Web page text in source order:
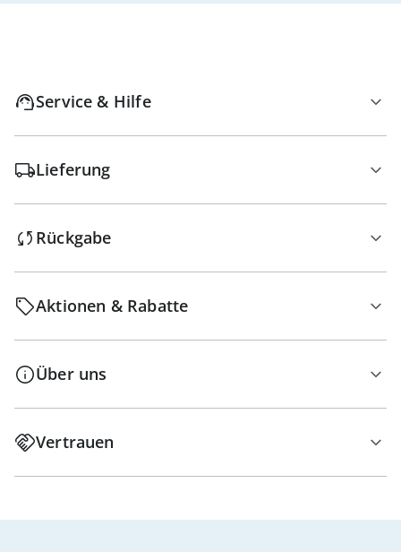
Service & Hilfe
Lieferung
Rückgabe
Aktionen & Rabatte
Über uns
Vertrauen